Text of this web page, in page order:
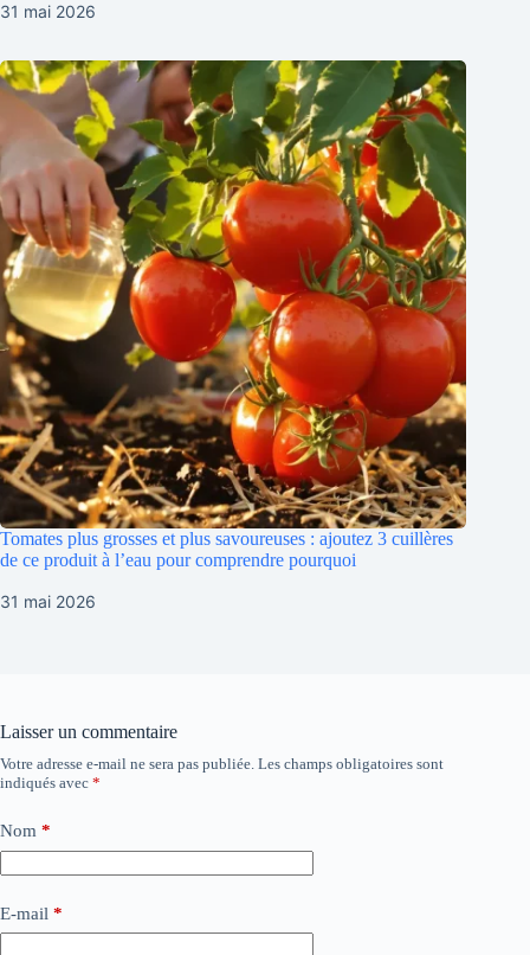
31 mai 2026
Tomates plus grosses et plus savoureuses : ajoutez 3 cuillères
de ce produit à l’eau pour comprendre pourquoi
31 mai 2026
Laisser un commentaire
Votre adresse e-mail ne sera pas publiée. Les champs obligatoires sont
indiqués avec *
Nom *
E-mail *